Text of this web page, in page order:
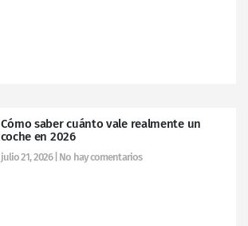
Cómo saber cuánto vale realmente un
coche en 2026
julio 21, 2026 No hay comentarios